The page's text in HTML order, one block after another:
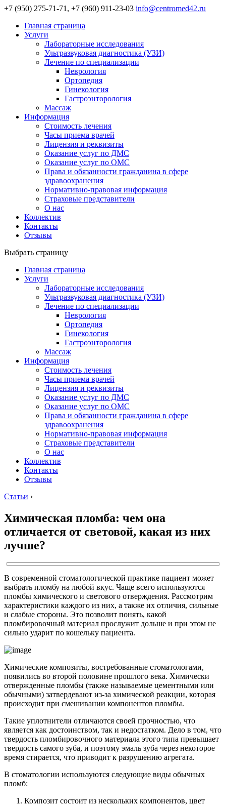
+7 (950) 275-71-71, +7 (960) 911-23-03 info@centromed42.ru
Главная страница
Услуги
Лабораторные исследования
Ультразвуковая диагностика (УЗИ)
Лечение по специализации
Неврология
Ортопедия
Гинекология
Гастроэнторология
Массаж
Информация
Стоимость лечения
Часы приема врачей
Лицензия и реквизиты
Оказание услуг по ДМС
Оказание услуг по ОМС
Права и обязанности гражданина в сфере
здравоохранения
Нормативно-правовая информация
Страховые представители
О нас
Коллектив
Контакты
Отзывы
Выбрать страницу
Главная страница
Услуги
Лабораторные исследования
Ультразвуковая диагностика (УЗИ)
Лечение по специализации
Неврология
Ортопедия
Гинекология
Гастроэнторология
Массаж
Информация
Стоимость лечения
Часы приема врачей
Лицензия и реквизиты
Оказание услуг по ДМС
Оказание услуг по ОМС
Права и обязанности гражданина в сфере
здравоохранения
Нормативно-правовая информация
Страховые представители
О нас
Коллектив
Контакты
Отзывы
Статьи ›
Химическая пломба: чем она
отличается от световой, какая из них
лучше?
В современной стоматологической практике пациент может
выбрать пломбу на любой вкус. Чаще всего используются
пломбы химического и светового отверждения. Рассмотрим
характеристики каждого из них, а также их отличия, сильные
и слабые стороны. Это позволит понять, какой
пломбировочный материал прослужит дольше и при этом не
сильно ударит по кошельку пациента.
Химические композиты, востребованные стоматологами,
появились во второй половине прошлого века. Химически
отвержденные пломбы (также называемые цементными или
обычными) затвердевают из-за химической реакции, которая
происходит при смешивании компонентов пломбы.
Такие уплотнители отличаются своей прочностью, что
является как достоинством, так и недостатком. Дело в том, что
твердость пломбировочного материала этого типа превышает
твердость самого зуба, и поэтому эмаль зуба через некоторое
время стирается, что приводит к разрушению агрегата.
В стоматологии используются следующие виды обычных
пломб:
Композит состоит из нескольких компонентов, цвет